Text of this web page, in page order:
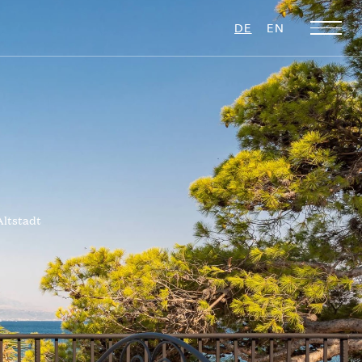
Favoriten
28 VILLEN ZU
VERMIETEN
Ultra Luxus
16 VILLEN ZU
VERMIETEN
DE EN